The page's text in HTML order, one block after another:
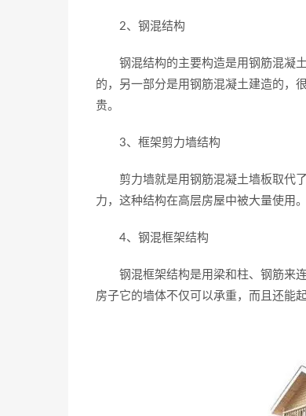
2、钢混结构
钢混结构的主要构造是用钢筋混凝土
的，另一部分是用钢筋混凝土建造的，
贵。
3、框架剪力墙结构
剪力墙就是用钢筋混凝土墙板取代了
力，这种结构在高层房屋中被大量使用。
4、钢混框架结构
钢混框架结构是用梁和柱、钢筋来连
房子它的墙体不仅可以承重，而且还能